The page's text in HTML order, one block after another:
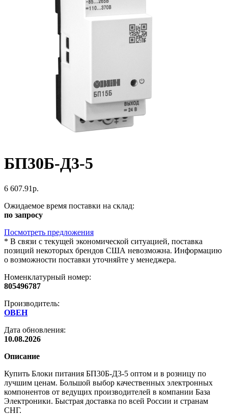
БП30Б-Д3-5
6 607.91р.
Ожидаемое время поставки на склад:
по запросу
Посмотреть предложения
* В связи с текущей экономической ситуацией, поставка
позиций некоторых брендов США невозможна. Информацию
о возможности поставки уточняйте у менеджера.
Номенклатурный номер:
805496787
Производитель:
ОВЕН
Дата обновления:
10.08.2026
Описание
Купить Блоки питания БП30Б-Д3-5 оптом и в розницу по
лучшим ценам. Большой выбор качественных электронных
компонентов от ведущих производителей в компании База
Электроники. Быстрая доставка по всей России и странам
СНГ.